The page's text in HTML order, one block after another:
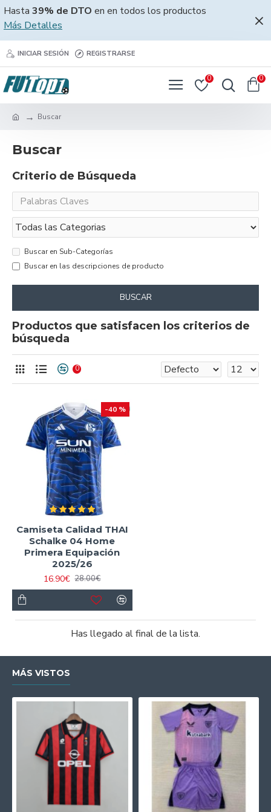
Hasta 39% de DTO en en todos los productos
Más Detalles
INICIAR SESIÓN REGISTRARSE
0 0
Buscar
Buscar
Criterio de Búsqueda
Buscar en Sub-Categorías
Buscar en las descripciones de producto
BUSCAR
Productos que satisfacen los criterios de
búsqueda
0
-40 %
Camiseta Calidad THAI
Schalke 04 Home
Primera Equipación
2025/26
16.90€ 28.00€
Has llegado al final de la lista.
MÁS VISTOS